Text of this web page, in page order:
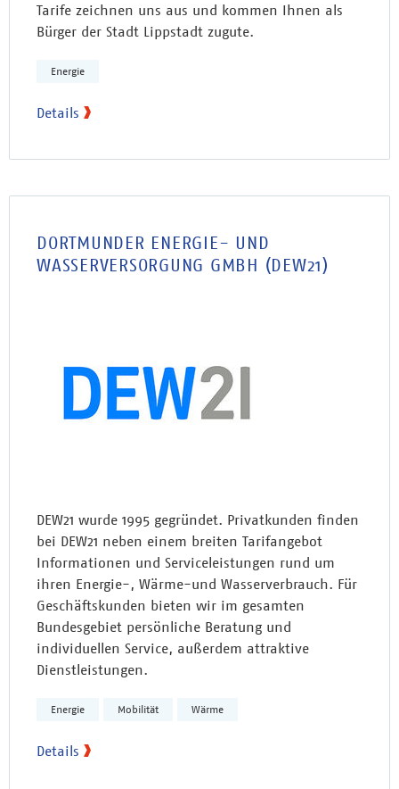
Tarife zeichnen uns aus und kommen Ihnen als
Bürger der Stadt Lippstadt zugute.
Energie
Details
DORTMUNDER ENERGIE- UND
WASSERVERSORGUNG GMBH (DEW21)
DEW21 wurde 1995 gegründet. Privatkunden finden
bei DEW21 neben einem breiten Tarifangebot
Informationen und Serviceleistungen rund um
ihren Energie-, Wärme-und Wasserverbrauch. Für
Geschäftskunden bieten wir im gesamten
Bundesgebiet persönliche Beratung und
individuellen Service, außerdem attraktive
Dienstleistungen.
Energie Mobilität Wärme
Details